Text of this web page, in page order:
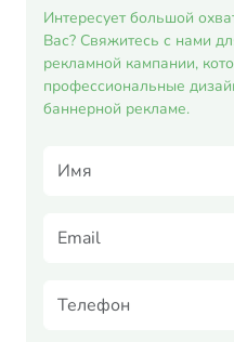
Интересует большой
Вас? Свяжитесь с нами
рекламной кампании,
профессиональные
баннерной рекламе.